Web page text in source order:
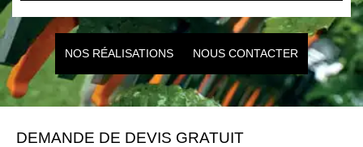
NOS RÉALISATIONS NOUS CONTACTER
DEMANDE DE DEVIS GRATUIT